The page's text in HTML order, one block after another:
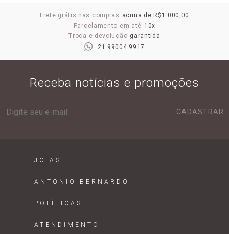
Frete grátis nas compras acima de R$1.000,00
Parcelamento em até 10x
Troca e devolução garantida
21 99004 9917
Receba notícias e promoções
CADASTRAR
JOIAS
ANTONIO BERNARDO
POLÍTICAS
ATENDIMENTO